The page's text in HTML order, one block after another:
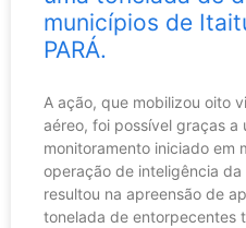
municípios de
PARÁ.
A ação, que mobilizou oito
aéreo, foi possível graças a
monitoramento iniciado em
operação de inteligência da
resultou na apreensão de
tonelada de entorpecentes